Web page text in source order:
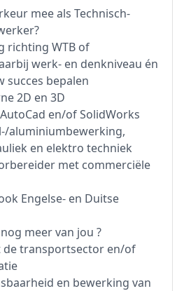
mee als Technisch-
richting WTB of
werk- en denkniveau én
succes bepalen
2D en 3D
en/of SolidWorks
aluminiumbewerking,
en elektro techniek
met commerciële
Engelse- en Duitse
meer van jou ?
de transportsector en/of
en bewerking van